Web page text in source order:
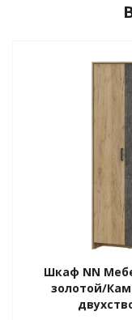
Шкаф NN
золотой/